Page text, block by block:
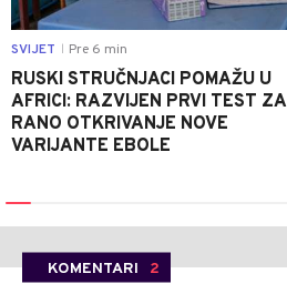
SVIJET Pre 6 min
RUSKI STRUČNJACI POMAŽU U
AFRICI: RAZVIJEN PRVI TEST ZA
RANO OTKRIVANJE NOVE
VARIJANTE EBOLE
KOMENTARI 2